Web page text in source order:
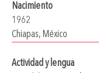
Nacimiento
1962
Chiapas, México
Actividad y lengua